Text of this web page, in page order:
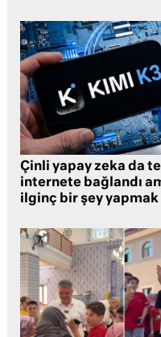
Çinli yapay zeka da
internete bağlandı
ilginç bir şey yapmak